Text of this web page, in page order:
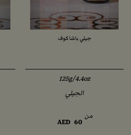
جيلي باشا كوف
125g/4.4oz
الجيلي
من
AED 60